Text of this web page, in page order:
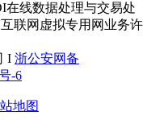
在线数据处理与交易处
联网虚拟专用网业务许
I 浙公安网备
-6
地图